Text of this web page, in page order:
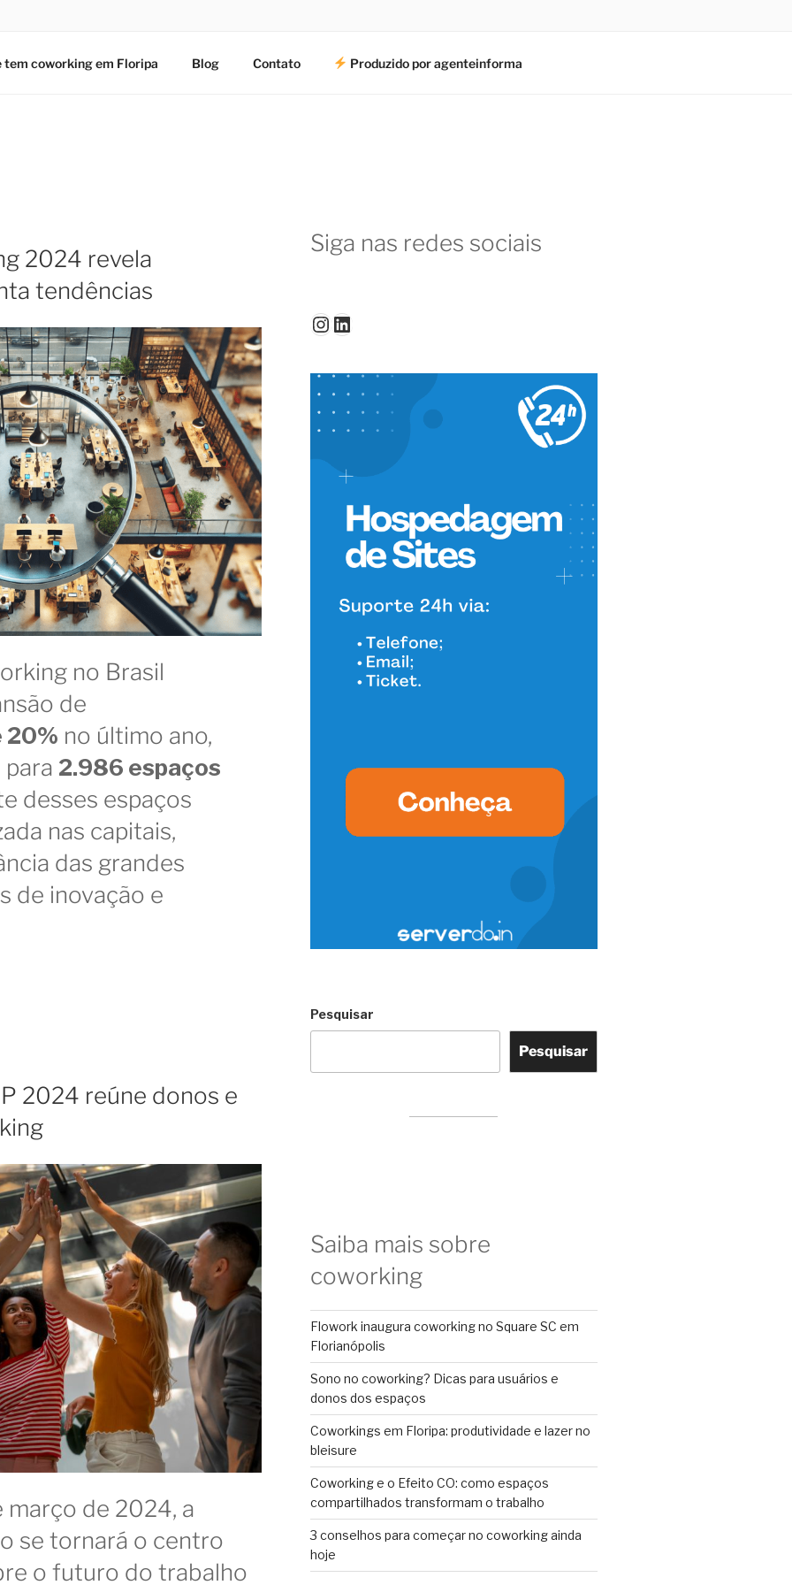
tem coworking em Floripa Blog Contato Produzido por agenteinforma
2024 revela
tendências
no Brasil
de
20% no último ano,
2.986 espaços
desses espaços
nas capitais,
das grandes
de inovação e
2024 reúne donos e
março de 2024, a
se tornará o centro
o futuro do trabalho
Siga nas redes sociais
Instagram
LinkedIn
Pesquisar
Pesquisar
Saiba mais sobre
coworking
Flowork inaugura coworking no Square SC em
Florianópolis
Sono no coworking? Dicas para usuários e
donos dos espaços
Coworkings em Floripa: produtividade e lazer no
bleisure
Coworking e o Efeito CO: como espaços
compartilhados transformam o trabalho
3 conselhos para começar no coworking ainda
hoje